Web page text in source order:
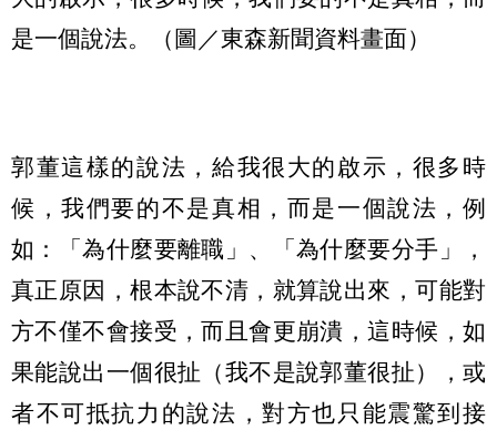
是一個說法。（圖／東森新聞資料畫面）
郭董這樣的說法，給我很大的啟示，很多時
候，我們要的不是真相，而是一個說法，例
如：「為什麼要離職」、「為什麼要分手」，
真正原因，根本說不清，就算說出來，可能對
方不僅不會接受，而且會更崩潰，這時候，如
果能說出一個很扯（我不是說郭董很扯），或
者不可抵抗力的說法，對方也只能震驚到接